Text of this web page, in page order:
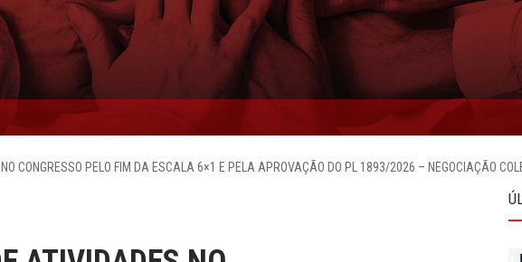
CONGRESSO PELO FIM DA ESCALA 6×1 E PELA APROVAÇÃO DO PL 1893/2026 – NEGOCIAÇÃO